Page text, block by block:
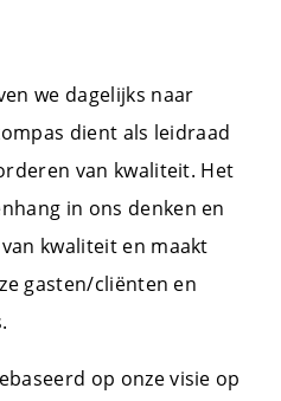
we dagelijks naar
dient als leidraad
van kwaliteit. Het
in ons denken en
kwaliteit en maakt
gasten/cliënten en
op onze visie op